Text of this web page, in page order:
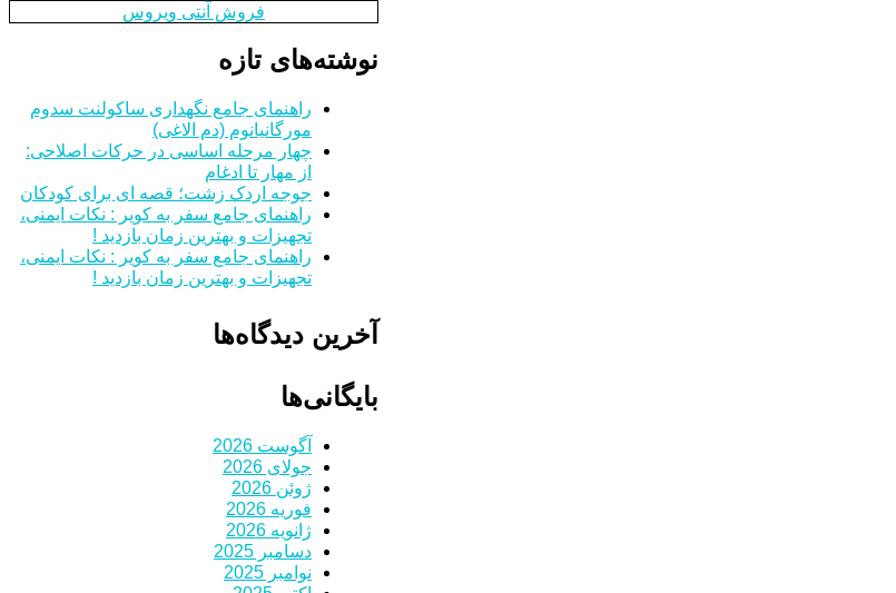
فروش آنتی ویروس
نوشته‌های تازه
راهنمای جامع نگهداری ساکولنت سدوم
مورگانیانوم (دم الاغی)
چهار مرحله اساسی در حرکات اصلاحی:
از مهار تا ادغام
جوجه اردک زشت؛ قصه ای برای کودکان
راهنمای جامع سفر به کویر : نکات ایمنی،
تجهیزات و بهترین زمان بازدید !
راهنمای جامع سفر به کویر : نکات ایمنی،
تجهیزات و بهترین زمان بازدید !
آخرین دیدگاه‌ها
بایگانی‌ها
آگوست 2026
جولای 2026
ژوئن 2026
فوریه 2026
ژانویه 2026
دسامبر 2025
نوامبر 2025